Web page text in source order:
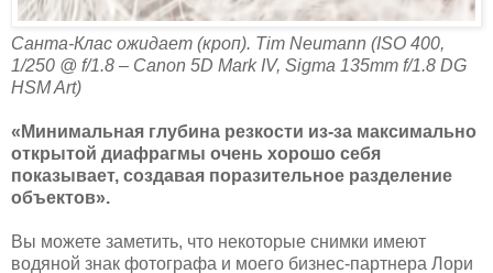
Санта-Клас ожидает (кроп). Tim Neumann (ISO 400,
1/250 @ f/1.8 – Canon 5D Mark IV, Sigma 135mm f/1.8 DG
HSM Art)
«Минимальная глубина резкости из-за максимально
открытой диафрагмы очень хорошо себя
показывает, создавая поразительное разделение
объектов».
Вы можете заметить, что некоторые снимки имеют
водяной знак фотографа и моего бизнес-партнера Лори